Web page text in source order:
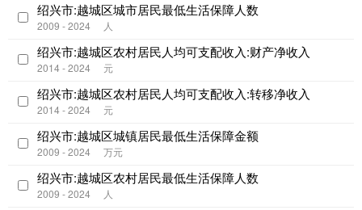
绍兴市:越城区城市居民最低生活保障人数
2009 - 2024 人
绍兴市:越城区农村居民人均可支配收入:财产净收入
2014 - 2024 元
绍兴市:越城区农村居民人均可支配收入:转移净收入
2014 - 2024 元
绍兴市:越城区城镇居民最低生活保障金额
2009 - 2024 万元
绍兴市:越城区农村居民最低生活保障人数
2009 - 2024 人